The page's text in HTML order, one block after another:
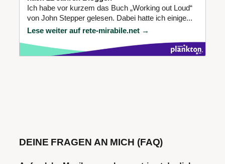
Ich habe vor kurzem das Buch „Working out Loud“
von John Stepper gelesen. Dabei hatte ich einige...
Lese weiter auf rete-mirabile.net →
DEINE FRAGEN AN MICH (FAQ)